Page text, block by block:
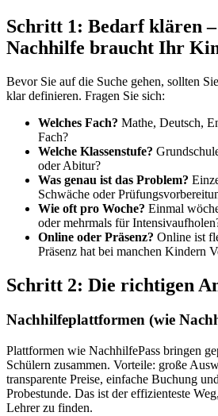
Schritt 1: Bedarf klären –
Nachhilfe braucht Ihr
Bevor Sie auf die Suche gehen, sollten
klar definieren. Fragen Sie sich:
Welches Fach? Mathe, Deutsch,
Fach?
Welche Klassenstufe?
oder Abitur?
Was genau ist das Problem?
Schwäche oder
Wie oft pro Woche? Einmal
oder mehrmals für
Online oder Präsenz? Online ist
Präsenz hat bei manchen Kindern
Schritt 2: Die richtigen
Nachhilfeplattformen (wie
Plattformen wie NachhilfePass bringen
Schülern zusammen. Vorteile: große
transparente Preise, einfache Buchung
Probestunde. Das ist der effizienteste
Lehrer zu finden.